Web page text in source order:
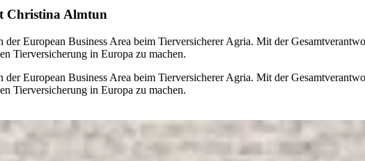
Christina Almtun
European Business Area beim Tierversicherer Agria. Mit der
Tierversicherung in Europa zu machen.
European Business Area beim Tierversicherer Agria. Mit der
Tierversicherung in Europa zu machen.